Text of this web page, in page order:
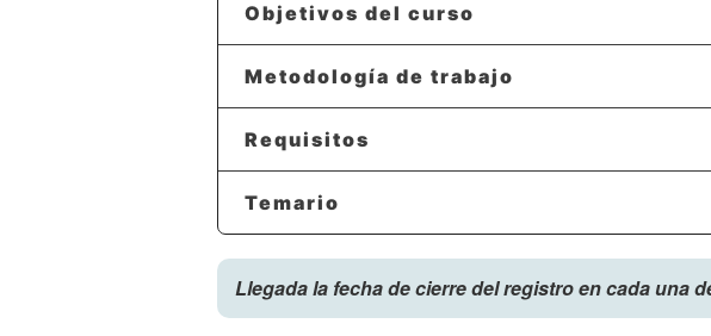
Objetivos del curso
Metodología de trabajo
Requisitos
Temario
Llegada la fecha de cierre del registro en cada una